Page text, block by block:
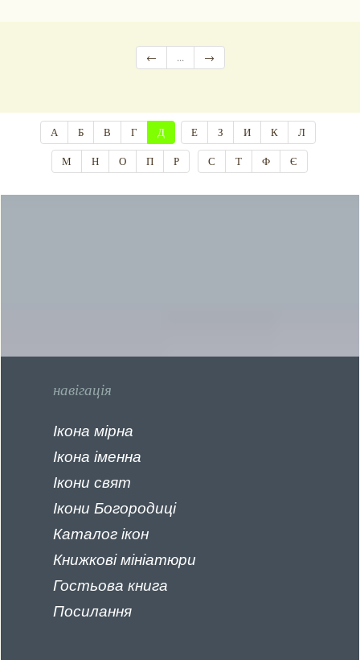
← ... →
А Б В Г Д Е З И К
Л
М
Н О П Р С Т Ф Є
навігація
Ікона мірна
Ікона іменна
Ікони свят
Ікони Богородиці
Каталог ікон
Книжкові мініатюри
Гостьова книга
Посилання